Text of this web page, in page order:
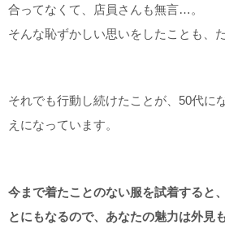
合ってなくて、店員さんも無言…。
そんな恥ずかしい思いをしたことも、
それでも行動し続けたことが、50代に
えになっています。
今まで着たことのない服を試着すると
とにもなるので、あなたの魅力は外見